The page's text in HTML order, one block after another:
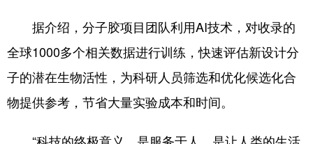
据介绍，分子胶项目团队利用AI技术，对收录的
全球1000多个相关数据进行训练，快速评估新设计分
子的潜在生物活性，为科研人员筛选和优化候选化合
物提供参考，节省大量实验成本和时间。